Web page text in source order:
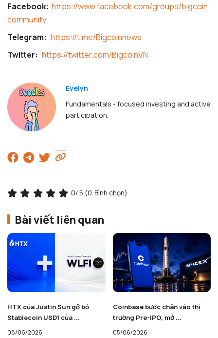
Facebook: https://www.facebook.com/groups/bigcoin
community
Telegram: https://t.me/Bigcoinnews
Twitter: https://twitter.com/BigcoinVN
Evelyn
Fundamentals - focused investing and active
participation.
0/ 5 (0 Bình chọn)
Bài viết liên quan
HTX của Justin Sun gỡ bỏ
Stablecoin USD1 của ...
08/06/2026
Coinbase bước chân vào thị
trường Pre-IPO, mở ...
05/06/2026